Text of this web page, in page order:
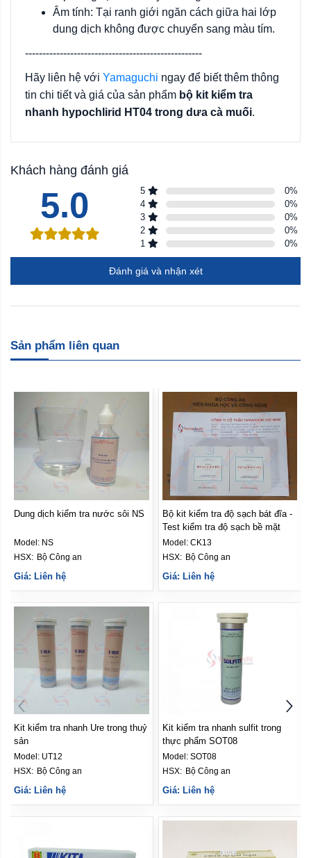
Âm tính: Tại ranh giới ngăn cách giữa hai lớp
dung dịch không được chuyển sang màu tím.
---------------------------------------------------
Hãy liên hệ với Yamaguchi ngay để biết thêm thông
tin chi tiết và giá của sản phẩm bộ kit kiểm tra
nhanh hypochlirid HT04 trong dưa cà muối.
Khách hàng đánh giá
5.0 5 0%
4
0%
3
0%
2
0%
1
0%
Đánh giá và nhận xét
Sản phẩm liên quan
Bộ kit kiểm tra độ sạch bát đĩa -
Model:CK13
HSX: Bộ Công an
Giá: Liên hệ
Bộ kit kiểm tra nhanh Nitrat trong
thực phẩm NAT04
Model:NaT04
HSX: Bộ Công an
Giá: Liên hệ
Kit kiểm tra nhanh sulfit trong
thực phẩm SOT08
Model:SOT08
HSX: Bộ Công an
Giá: Liên hệ
Bộ kit kiểm tra nhanh axit
salicylic ST04
Model:ST04
HSX: Bộ Công an
Giá: Liên hệ